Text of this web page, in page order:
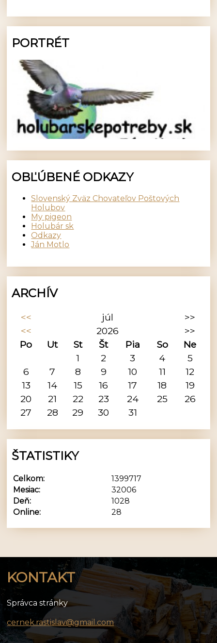
PORTRÉT
OBĽÚBENÉ ODKAZY
Slovenský Zväz Chovateľov Poštových
Holubov
My pigeon
Holubár sk
Odkazy
Ján Motlo
ARCHÍV
<< júl
>>
<<
2026
>>
Po
Ut St Št Pia So
Ne
1
2 3 4
5
6
7 8 9 10 11
12
13
14 15 16 17 18
19
20
21 22 23 24 25
26
27
28 29 30 31
ŠTATISTIKY
Online: 28
Celkom:
1399717
Mesiac:
32006
Deň:
1028
KONTAKT
Správca stránky
cernek.rastislav@gmail.com